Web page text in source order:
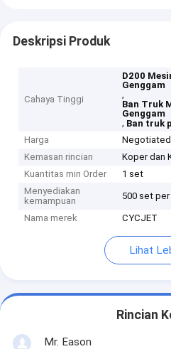
Deskripsi Produk
Cahaya Tinggi
D200
Genggam
,
Ban Truk
Genggam
, Ban truk
Harga
Negotiated
Kemasan rincian
Koper dan
Kuantitas min Order
1 set
Menyediakan
kemampuan
500 set per
Nama merek CYCJET
Lihat
Rincian
Mr. Eason